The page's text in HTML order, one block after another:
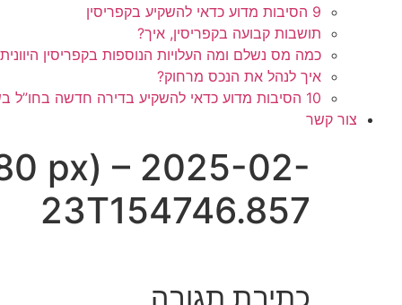
9 הסיבות מדוע כדאי להשקיע בקפריסין
תושבות קבועה בקפריסין, איך?
כמה מס נשלם ומה העלויות הנוספות בקפריסין
איך לנהל את הנכס מרחוק?
10 הסיבות מדוע כדאי להשקיע בדירה חדשה בחו”ל בשלב הפריסייל
צור קשר
px) – 2025-02-
23T154746.857
כתיבת תגובה